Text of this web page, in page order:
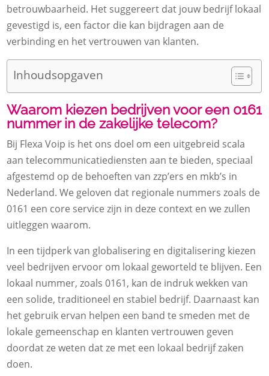
betrouwbaarheid. Het suggereert dat jouw bedrijf lokaal
gevestigd is, een factor die kan bijdragen aan de
verbinding en het vertrouwen van klanten.
Inhoudsopgaven
Waarom kiezen bedrijven voor een 0161
nummer in de zakelijke telecom?
Bij Flexa Voip is het ons doel om een uitgebreid scala
aan telecommunicatiediensten aan te bieden, speciaal
afgestemd op de behoeften van zzp’ers en mkb’s in
Nederland. We geloven dat regionale nummers zoals de
0161 een core service zijn in deze context en we zullen
uitleggen waarom.
In een tijdperk van globalisering en digitalisering kiezen
veel bedrijven ervoor om lokaal geworteld te blijven. Een
lokaal nummer, zoals 0161, kan de indruk wekken van
een solide, traditioneel en stabiel bedrijf. Daarnaast kan
het gebruik ervan helpen een band te smeden met de
lokale gemeenschap en klanten vertrouwen geven
doordat ze weten dat ze met een lokaal bedrijf zaken
doen.